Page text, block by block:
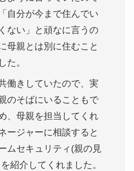
自分が今まで住んでい
ない」と頑なに言うの
母親とは別に住むこと
た。
働きしていたので、実
のそばにいることもで
、母親を担当してくれ
ージャーに相談すると
ムセキュリティ(親の見
紹介してくれました。